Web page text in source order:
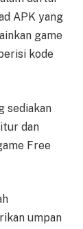
APK yang
game
kode
sediakan
dan
Free
umpan